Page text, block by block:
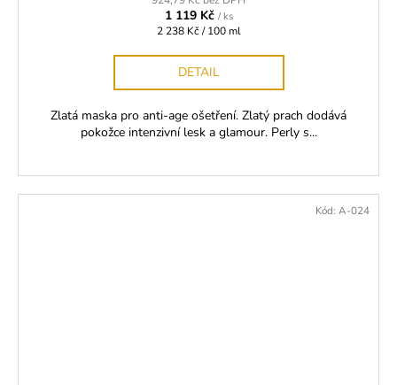
1 119 Kč / ks
Měrná
2 238 Kč / 100 ml
DETAIL
Zlatá maska pro anti-age ošetření. Zlatý prach dodává
pokožce intenzivní lesk a glamour. Perly s...
Kód: A-024